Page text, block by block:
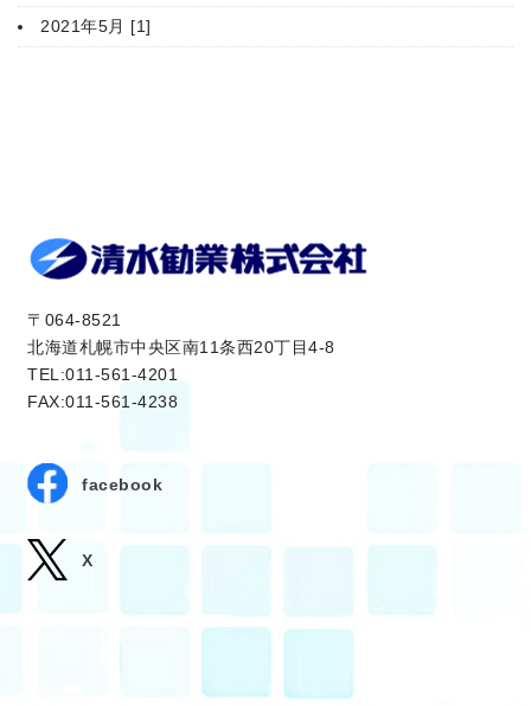
2021年5月 [1]
〒064-8521
北海道札幌市中央区南11条西20丁目4-8
TEL:011-561-4201
FAX:011-561-4238
facebook
X